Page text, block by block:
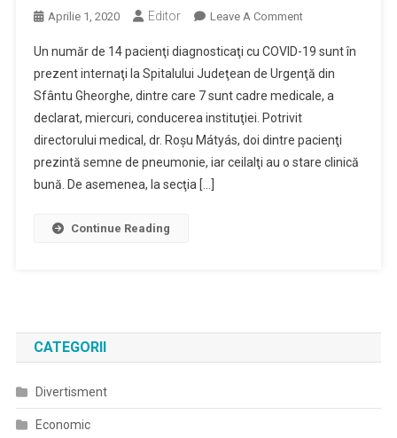
Aprilie 1, 2020 Editor Leave A CommentOn
Pacienţi
Cu
COVID-
19,
Internaţi
În
Un număr de 14 pacienţi diagnosticaţi cu COVID-19 sunt în
prezent internaţi la Spitalului Judeţean de Urgenţă din
Sfântu Gheorghe, dintre care 7 sunt cadre medicale, a
declarat, miercuri, conducerea instituţiei. Potrivit
directorului medical, dr. Roşu Mátyás, doi dintre pacienţi
prezintă semne de pneumonie, iar ceilalţi au o stare clinică
bună. De asemenea, la secţia […]
Continue Reading
CATEGORII
Divertisment
Economic